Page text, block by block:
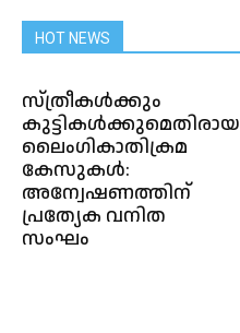
HOT NEWS
സ്ത്രീകള്‍ക്കും
കുട്ടികൾക്കുമെതിരായ
ലൈംഗികാതിക്രമ
കേസുകൾ:
അന്വേഷണത്തിന്
പ്രത്യേക വനിത
സംഘം